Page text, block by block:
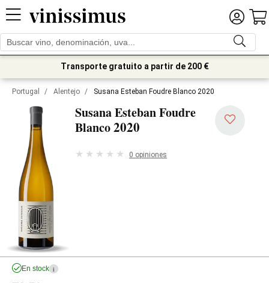
Transporte gratuito a partir de 200 €
Portugal / Alentejo / Susana Esteban Foudre Blanco 2020
Susana Esteban Foudre
Blanco2020
0 opiniones
En stock i